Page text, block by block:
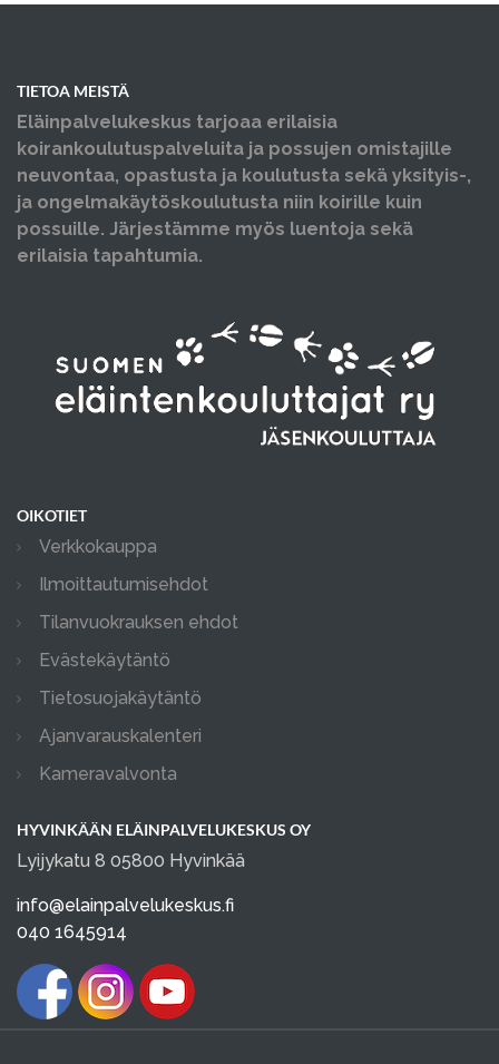
TIETOA MEISTÄ
Eläinpalvelukeskus tarjoaa erilaisia
koirankoulutuspalveluita ja possujen omistajille
neuvontaa, opastusta ja koulutusta sekä yksityis-,
ja ongelmakäytöskoulutusta niin koirille kuin
possuille. Järjestämme myös luentoja sekä
erilaisia tapahtumia.
OIKOTIET
Verkkokauppa
Ilmoittautumisehdot
Tilanvuokrauksen ehdot
Evästekäytäntö
Tietosuojakäytäntö
Ajanvarauskalenteri
Kameravalvonta
HYVINKÄÄN ELÄINPALVELUKESKUS OY
Lyijykatu 8 05800 Hyvinkää
info@elainpalvelukeskus.fi
040 1645914